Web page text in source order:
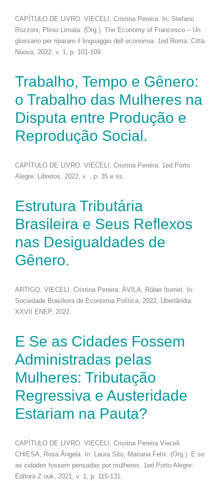
CAPÍTULO DE LIVRO. VIECELI, Cristina Pereira. In: Stefano
Rozzoni; Plinio Limata. (Org.). The Economy of Francesco – Un
glossario per riparare il linguaggio dell economia. 1ed.Roma: Cittá
Nuova, 2022, v. 1, p. 101-109.
Trabalho, Tempo e Gênero:
o Trabalho das Mulheres na
Disputa entre Produção e
Reprodução Social.
CAPÍTULO DE LIVRO. VIECELI, Cristina Pereira. 1ed.Porto
Alegre: Libretos, 2022, v. , p. 35 e ss.
Estrutura Tributária
Brasileira e Seus Reflexos
nas Desigualdades de
Gênero.
ARTIGO. VIECELI, Cristina Pereira. ÁVILA, Róber Iturriet. In:
Sociedade Brasileira de Economia Política, 2022, Uberlândia.
XXVII ENEP, 2022.
E Se as Cidades Fossem
Administradas pelas
Mulheres: Tributação
Regressiva e Austeridade
Estariam na Pauta?
CAPÍTULO DE LIVRO. VIECELI, Cristina Pereira Vieceli.
CHIESA, Rosa Ângela. In: Laura Sito, Mariana Felix. (Org.). E se
as cidades fossem pensadas por mulheres. 1ed.Porto Alegre:
Editora Z ouk, 2021, v. 1, p. 115-131.